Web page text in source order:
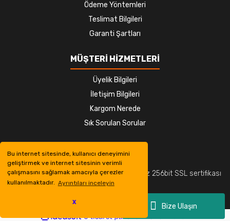
Bu internet sitesinde, kullanıcı deneyimini
geliştirmek ve internet sitesinin verimli
çalışmasını sağlamak amacıyla çerezler
kullanılmaktadır. Ayrıntıları inceleyin
X Bize Ulaşın
Ödeme Yöntemleri
Teslimat Bilgileri
Garanti Şartları
MÜŞTERİ HİZMETLERİ
Üyelik Bilgileri
İletişim Bilgileri
Kargom Nerede
Sık Sorulan Sorular
© Tüm hakları saklıdır. Kredi kartı bilgileriniz 256bit SSL sertifikası
ile korunmaktadır.
ideasoft e-